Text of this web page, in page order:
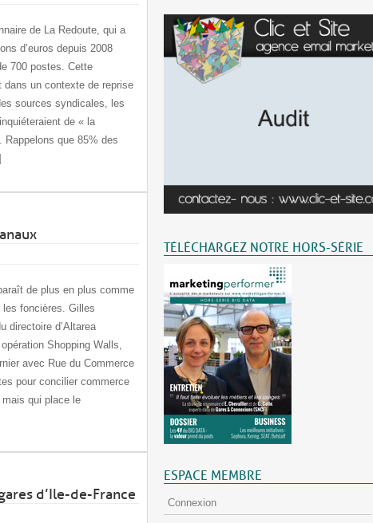
de La Redoute, qui a
d’euros depuis 2008
700 postes. Cette
dans un contexte de reprise
sources syndicales, les
de « la
que 85% des
de plus en plus comme
foncières. Gilles
directoire d’Altarea
Shopping Walls,
avec Rue du Commerce
pour concilier commerce
qui place le
d’Ile-de-France
TÉLÉCHARGEZ NOTRE HORS-SÉRIE
ESPACE MEMBRE
Connexion